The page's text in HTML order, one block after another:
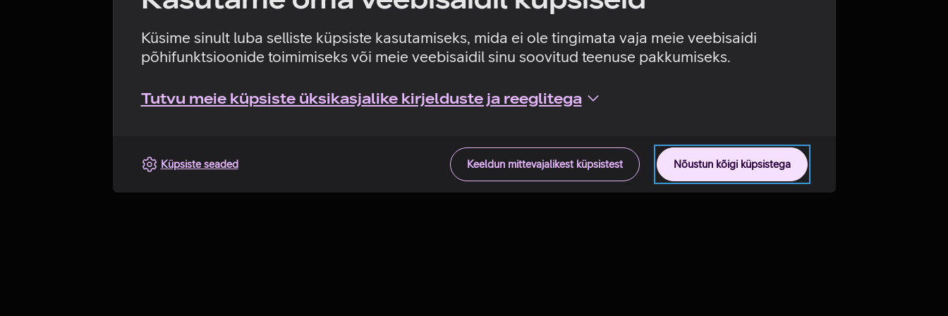
Küsime sinult luba selliste küpsiste kasutamiseks, mida ei ole tingimata vaja meie veebisaidi
põhifunktsioonide toimimiseks või meie veebisaidil sinu soovitud teenuse pakkumiseks.
Tutvu meie küpsiste üksikasjalike kirjelduste ja reeglitega
Nõustun kõigi küpsistega
Keeldun mittevajalikest küpsistest
Küpsiste seaded